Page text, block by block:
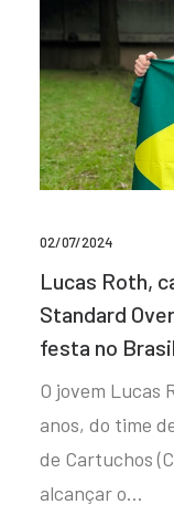
02/07/2024
Lucas Roth,
Standard
festa no Brasil
O jovem Lucas
anos, do time
de Cartuchos
alcançar o…